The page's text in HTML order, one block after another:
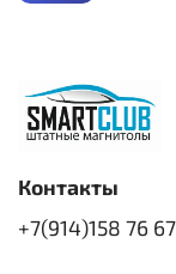
Контакты
+7(914)158 76 67